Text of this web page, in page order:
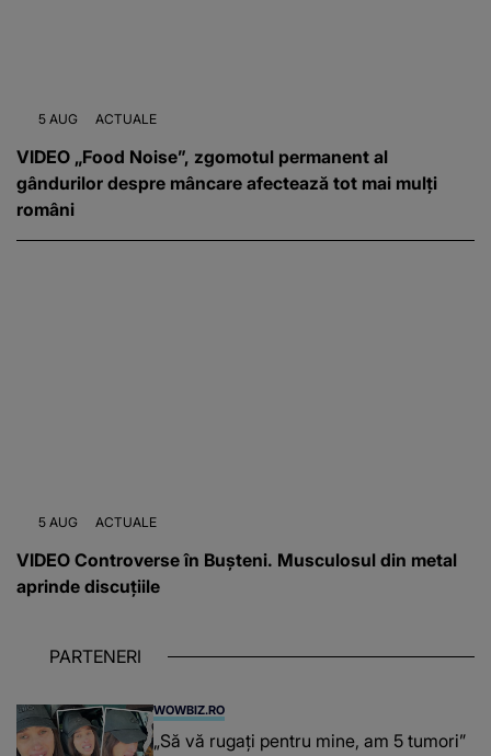
5 AUG ACTUALE
VIDEO „Food Noise”, zgomotul permanent al
gândurilor despre mâncare afectează tot mai mulți
români
5 AUG ACTUALE
VIDEO Controverse în Bușteni. Musculosul din metal
aprinde discuțiile
PARTENERI
WOWBIZ.RO
„Să vă rugați pentru mine, am 5 tumori”